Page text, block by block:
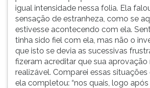
igual intensidade nessa folia. Ela
sensação de estranheza, como se
estivesse acontecendo com ela.
tinha sido fiel com ela, mas não o
que isto se devia as sucessivas
fizeram acreditar que sua aprovação
realizável. Comparei essas
ela completou: “nos quais, logo após